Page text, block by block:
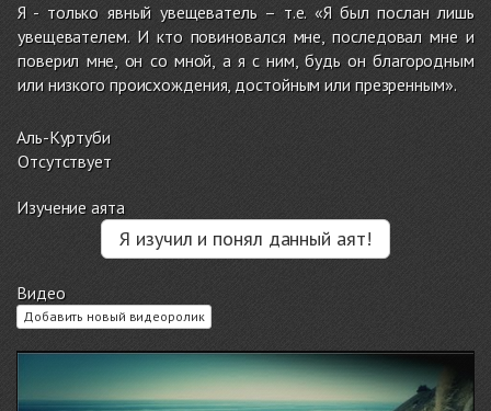
Я - только явный увещеватель – т.е. «Я был послан лишь
увещевателем. И кто повиновался мне, последовал мне и
поверил мне, он со мной, а я с ним, будь он благородным
или низкого происхождения, достойным или презренным».
Аль-Куртуби
Отсутствует
Изучение аята
Я изучил и понял данный аят!
Видео
Добавить новый видеоролик